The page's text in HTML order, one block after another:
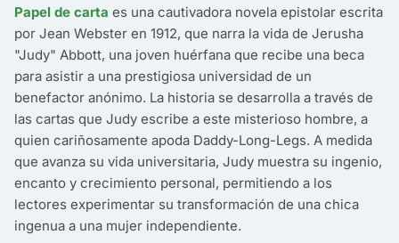
Papel de carta es una cautivadora novela epistolar escrita
por Jean Webster en 1912, que narra la vida de Jerusha
"Judy" Abbott, una joven huérfana que recibe una beca
para asistir a una prestigiosa universidad de un
benefactor anónimo. La historia se desarrolla a través de
las cartas que Judy escribe a este misterioso hombre, a
quien cariñosamente apoda Daddy-Long-Legs. A medida
que avanza su vida universitaria, Judy muestra su ingenio,
encanto y crecimiento personal, permitiendo a los
lectores experimentar su transformación de una chica
ingenua a una mujer independiente.